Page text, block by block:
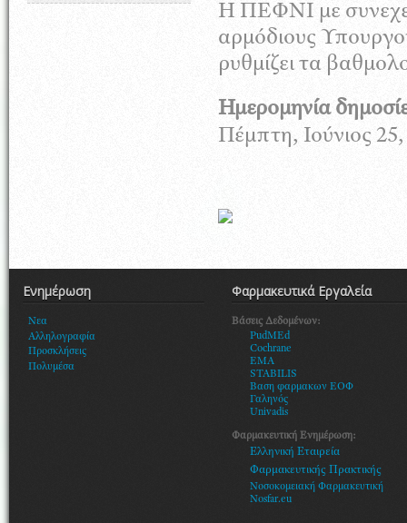
Η ΠΕΦΝΙ με
αρμόδιους
ρυθμίζει τα
Ημερομηνία
Πέμπτη, Ιούνιος
Ενημέρωση
Νεα
Αλληλογραφία
Προσκλήσεις
Πολυμέσα
Φαρμακευτικά Εργαλεία
Βάσεις Δεδομένων:
PudMEd
Cochrane
EMA
STABILIS
Βαση φαρμακων ΕΟΦ
Γαληνός
Univadis
Φαρμακευτική Ενημέρωση:
Ελληνική Εταιρεία
Φαρμακευτικής Πρακτικής
Νοσοκομειακή Φαρμακευτική
Nosfar.eu